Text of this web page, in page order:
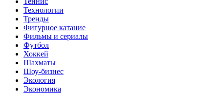
Технологии
Тренды
Фигурное катание
Фильмы и сериалы
Футбол
Хоккей
Шахматы
Шоу-бизнес
Экология
Экономика